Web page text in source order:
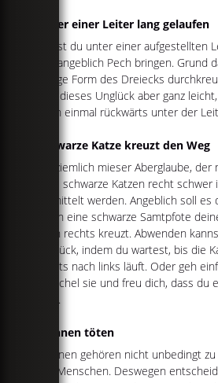
Unter einer Leiter lang gelaufen
Läufst du unter einer aufgestellten
das angeblich Pech bringen. Grund
heilige Form des Dreiecks
sich dieses Unglück aber ganz
noch einmal rückwärts unter der
Schwarze Katze kreuzt den Weg
Ein ziemlich mieser Aberglaube,
dass schwarze Katzen recht
vermittelt werden. Angeblich soll es
wenn eine schwarze Samtpfote
nach rechts kreuzt. Abwenden
Unglück, indem du wartest, bis die
rechts nach links läuft. Oder geh
streichel sie und freu dich, dass du
hast.
Spinnen töten
Spinnen gehören nicht unbedingt
der Menschen. Deswegen